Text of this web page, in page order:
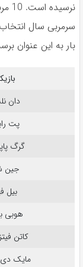
بار به این عنوان
دان
پت
گرگ
جین
بیل
هوبی
کاتن
مایک دی